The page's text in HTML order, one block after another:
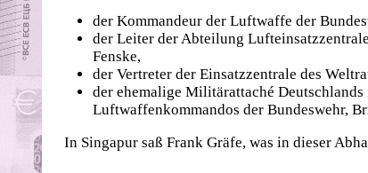
der Kommandeur der Luftwaffe der
der Leiter der Abteilung
Fenske,
der Vertreter der Einsatzzentrale des
der ehemalige Militärattaché
Luftwaffenkommandos der Bundeswehr,
In Singapur saß Frank Gräfe, was in dieser